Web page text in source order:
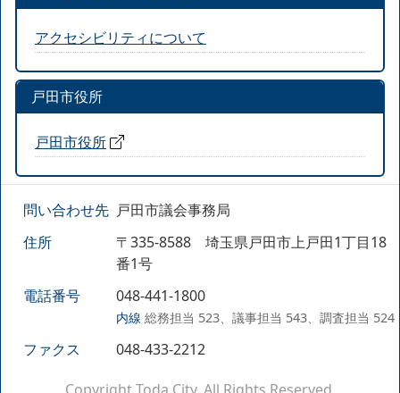
アクセシビリティについて
戸田市役所
戸田市役所
問い合わせ先 戸田市議会事務局
住所
〒335-8588 埼玉県戸田市上戸田1丁目18
番1号
電話番号
048-441-1800
内線 総務担当 523、議事担当 543、調査担当 524
ファクス 048-433-2212